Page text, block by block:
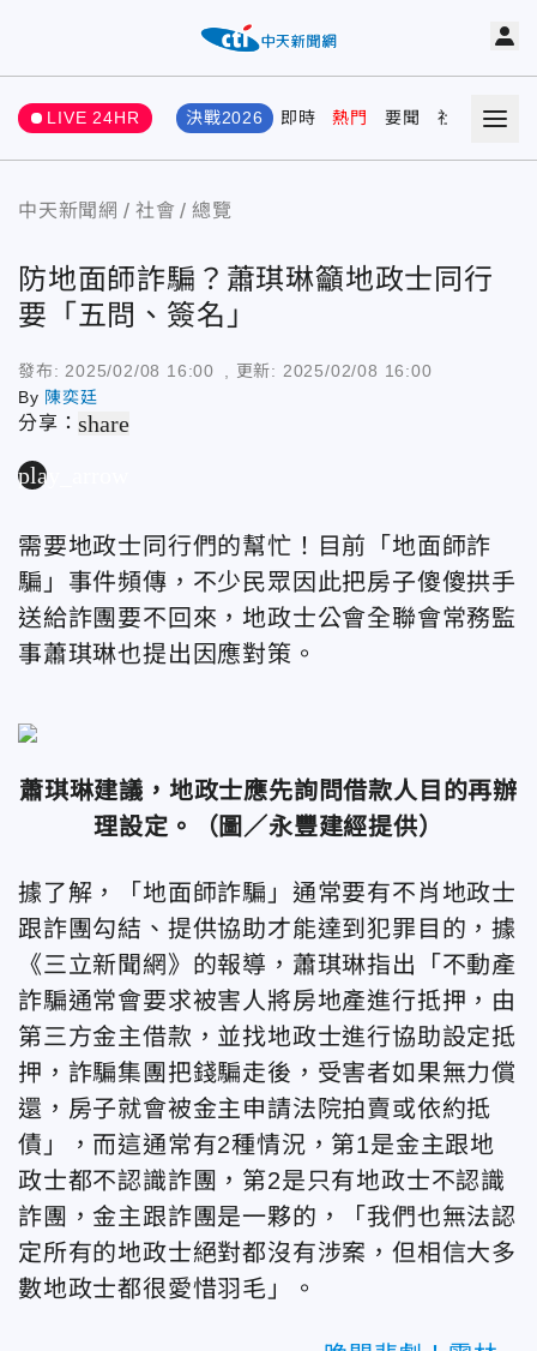
LIVE 24HR 決戰2026 即時 熱門 要聞 社會 娛樂
中天新聞網 社會 總覽
防地面師詐騙？蕭琪琳籲地政士同行
要「五問、簽名」
發布: 2025/02/08 16:00 , 更新: 2025/02/08 16:00
By 陳奕廷
分享：share
play_arrow
需要地政士同行們的幫忙！目前「地面師詐
騙」事件頻傳，不少民眾因此把房子傻傻拱手
送給詐團要不回來，地政士公會全聯會常務監
事蕭琪琳也提出因應對策。
蕭琪琳建議，地政士應先詢問借款人目的再辦
理設定 。 （圖／永豐建經提供）
據了解，「地面師詐騙」通常要有不肖地政士
跟詐團勾結、提供協助才能達到犯罪目的，據
《三立新聞網》的報導，蕭琪琳指出「不動產
詐騙通常會要求被害人將房地產進行抵押，由
第三方金主借款，並找地政士進行協助設定抵
押，詐騙集團把錢騙走後，受害者如果無力償
還，房子就會被金主申請法院拍賣或依約抵
債」，而這通常有2種情況，第1是金主跟地
政士都不認識詐團，第2是只有地政士不認識
詐團，金主跟詐團是一夥的，「我們也無法認
定所有的地政士絕對都沒有涉案，但相信大多
數地政士都很愛惜羽毛」。